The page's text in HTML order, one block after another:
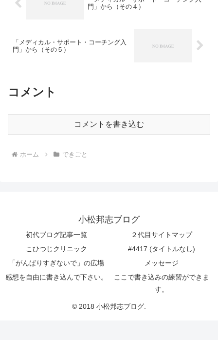
門」から（その４）
「メディカル・サポート・コーチング入
門」から（その５）
コメント
コメントを書き込む
ホーム できごと
小松邦志ブログ
初代ブログ記事一覧
２代目サイトマップ
こひつじクリニック
#4417 (タイトルなし)
「がんばりすぎないで」の広場
メッセージ
感想を自由に書き込んで下さい。
ここで書き込みの練習ができま
す。
© 2018 小松邦志ブログ.